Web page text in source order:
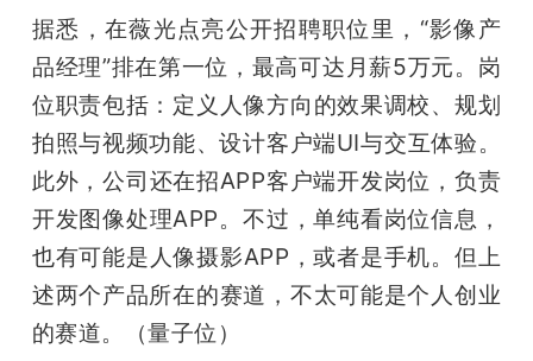
据悉，在薇光点亮公开招聘职位里，“影像产
品经理”排在第一位，最高可达月薪5万元。岗
位职责包括：定义人像方向的效果调校、规划
拍照与视频功能、设计客户端UI与交互体验。
此外，公司还在招APP客户端开发岗位，负责
开发图像处理APP。不过，单纯看岗位信息，
也有可能是人像摄影APP，或者是手机。但上
述两个产品所在的赛道，不太可能是个人创业
的赛道。（量子位）